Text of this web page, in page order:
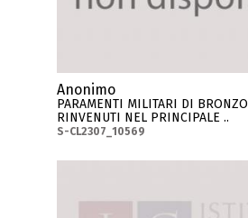
Anonimo
PARAMENTI MILITARI DI BRONZO
RINVENUTI NEL PRINCIPALE ..
S-CL2307_10569